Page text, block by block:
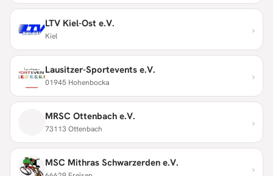
LTV Kiel-Ost e.V.
Kiel ›
Lausitzer-Sportevents e.V.
01945 Hohenbocka ›
MRSC Ottenbach e.V.
73113 Ottenbach ›
MSC Mithras Schwarzerden e.V. ›